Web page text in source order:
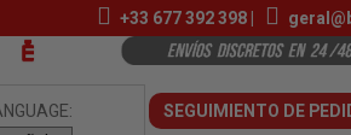
+33 677 392 398|
SEGUIMIENTO DE